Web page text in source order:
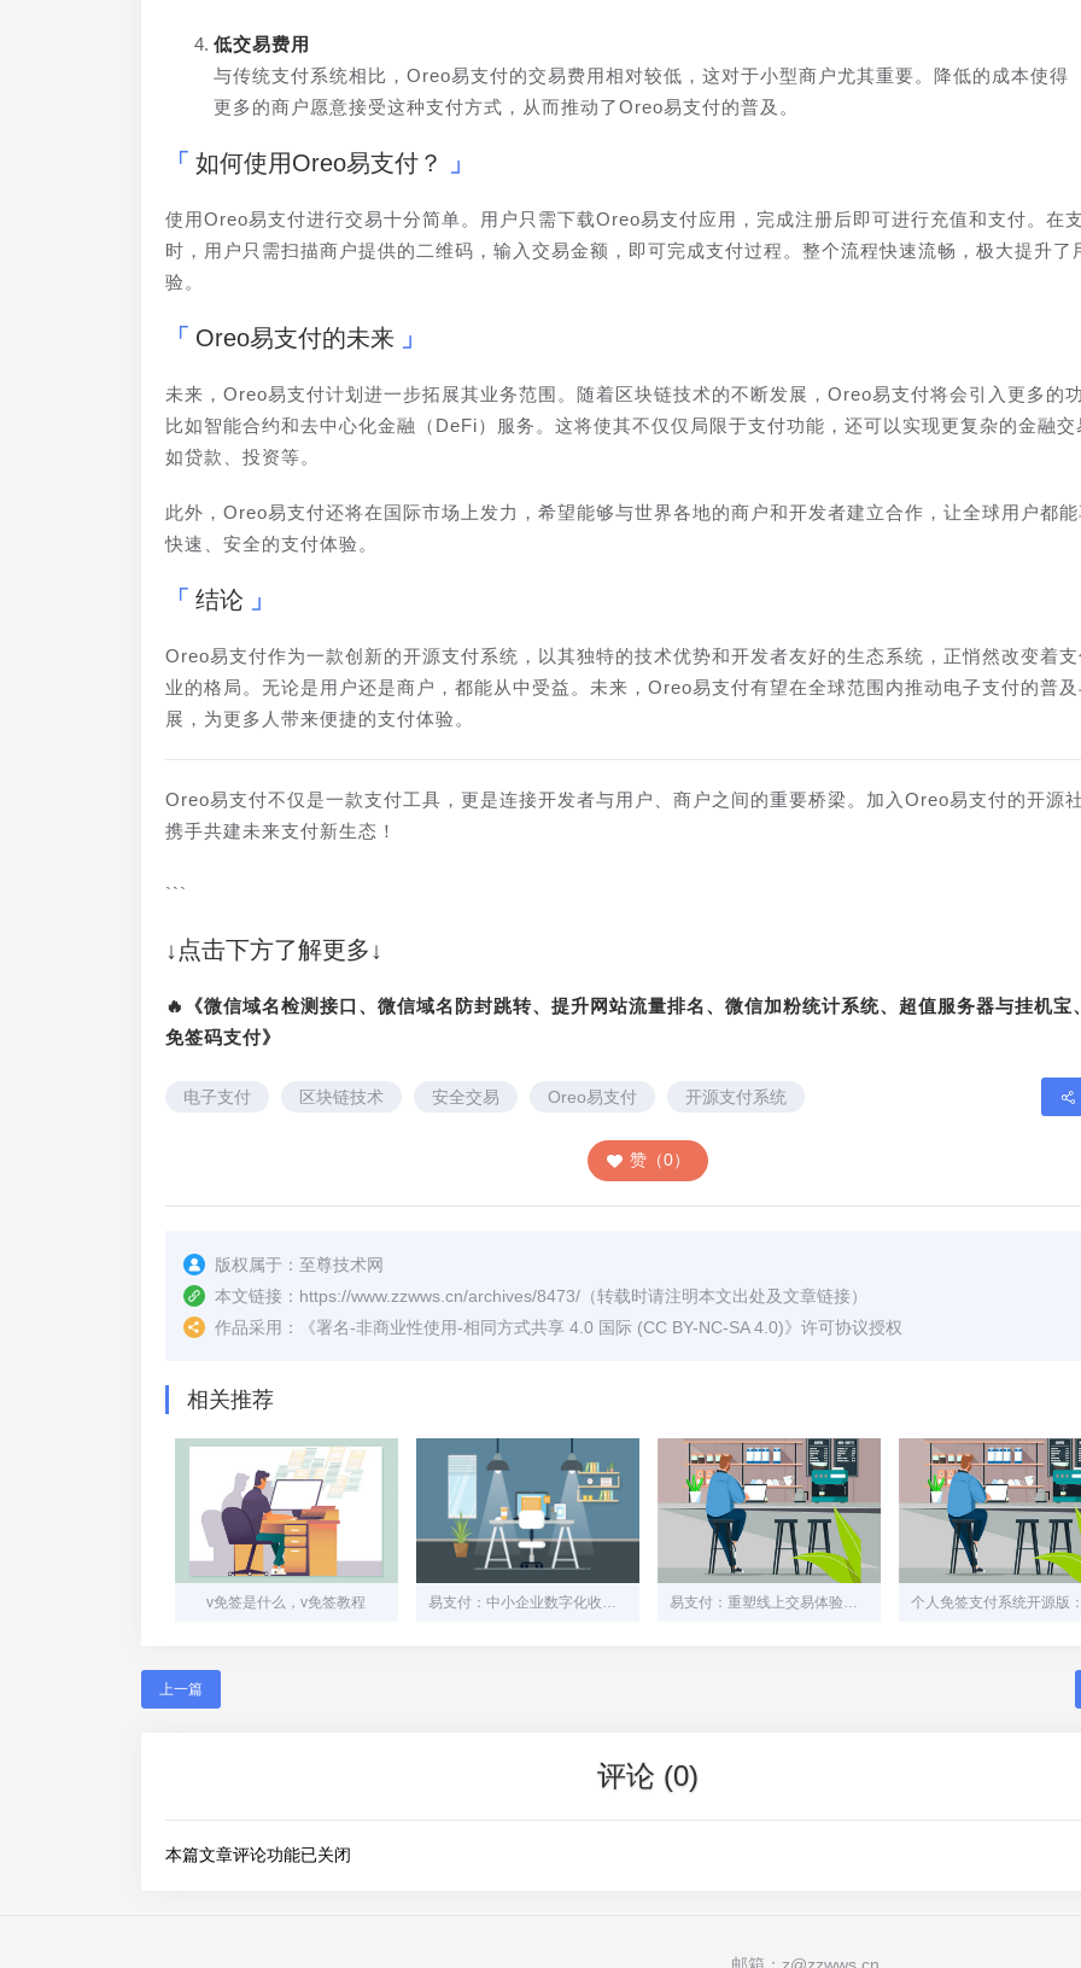
低交易费用
与传统支付系统相比，Oreo易支付的交易费用相对较低，这对于小型商户尤其重要。降低的成本使得
更多的商户愿意接受这种支付方式，从而推动了Oreo易支付的普及。
如何使用Oreo易支付？
使用Oreo易支付进行交易十分简单。用户只需下载Oreo易支付应用，完成注册后即可进行充值和支付。在
时，用户只需扫描商户提供的二维码，输入交易金额，即可完成支付过程。整个流程快速流畅，极大提升了
验。
Oreo易支付的未来
未来，Oreo易支付计划进一步拓展其业务范围。随着区块链技术的不断发展，Oreo易支付将会引入更多的功
比如智能合约和去中心化金融（DeFi）服务。这将使其不仅仅局限于支付功能，还可以实现更复杂的金融交
如贷款、投资等。
此外，Oreo易支付还将在国际市场上发力，希望能够与世界各地的商户和开发者建立合作，让全球用户都能
快速、安全的支付体验。
结论
Oreo易支付作为一款创新的开源支付系统，以其独特的技术优势和开发者友好的生态系统，正悄然改变着
业的格局。无论是用户还是商户，都能从中受益。未来，Oreo易支付有望在全球范围内推动电子支付的普
展，为更多人带来便捷的支付体验。
Oreo易支付不仅是一款支付工具，更是连接开发者与用户、商户之间的重要桥梁。加入Oreo易支付的开源社
携手共建未来支付新生态！
```
↓点击下方了解更多↓
🔥《微信域名检测接口、微信域名防封跳转、提升网站流量排名、微信加粉统计系统、超值服务器与挂机宝
免签码支付》
电子支付 区块链技术 安全交易 Oreo易支付 开源支付系统
赞（0）
版权属于： 至尊技术网
本文链接： https://www.zzwws.cn/archives/8473/ （转载时请注明本文出处及文章链接）
作品采用：
《署名-非商业性使用-相同方式共享 4.0 国际 (CC BY-NC-SA 4.0)》许可协议授权
相关推荐
v免签是什么，v免签教程 易支付：中小企业数字化收款的破局利器与实施指南 易支付：重塑线上交易体验的便捷支付解决方案
上一篇
评论 (0)
本篇文章评论功能已关闭